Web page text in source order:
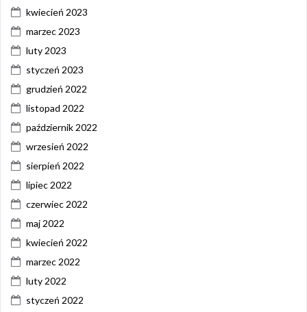
kwiecień 2023
marzec 2023
luty 2023
styczeń 2023
grudzień 2022
listopad 2022
październik 2022
wrzesień 2022
sierpień 2022
lipiec 2022
czerwiec 2022
maj 2022
kwiecień 2022
marzec 2022
luty 2022
styczeń 2022